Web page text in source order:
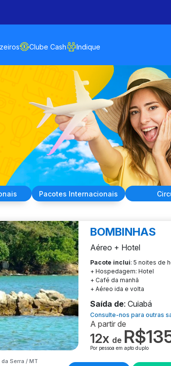
Clube Cash Indique
Pacotes Internacionais
BOMBINHAS
Aéreo + Hotel
Pacote inclui: 5 noites de
+ Hospedagem: Hotel
+ Café da manhã
+ Aéreo ida e volta
Saída de: Cuiabá
Consulte-nos para outras
A partir de
12x de
Por pessoa em apto duplo
Serra / MT